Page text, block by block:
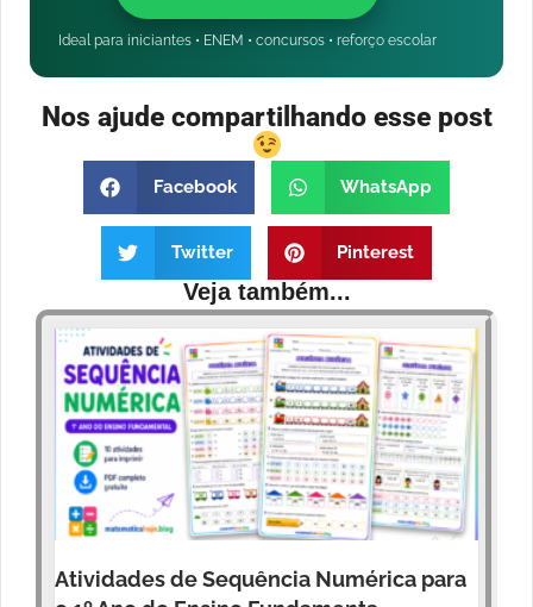
Ideal para iniciantes • ENEM • concursos • reforço escolar
Nos ajude compartilhando esse post
Facebook WhatsApp
Twitter Pinterest
Veja também...
Atividades de Sequência Numérica para